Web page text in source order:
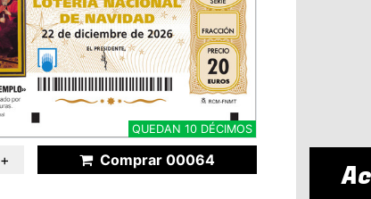
QUEDAN 10 DÉCIMOS
+ Comprar 00064